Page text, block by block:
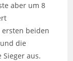
aber um 8
ersten beiden
die
Sieger aus.